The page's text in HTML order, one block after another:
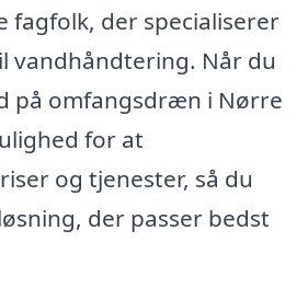
fagfolk, der specialiserer
vandhåndtering. Når du
på omfangsdræn i Nørre
for at
og tjenester, så du
der passer bedst